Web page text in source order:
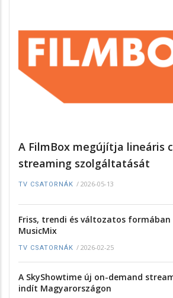
A FilmBox megújítja lineáris
streaming szolgáltatását
TV CSATORNÁK / 2026-05-13
Friss, trendi és változatos formában
MusicMix
TV CSATORNÁK / 2026-02-25
A SkyShowtime új on-demand
indít Magyarországon